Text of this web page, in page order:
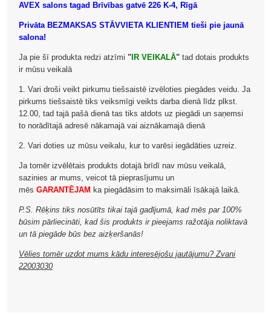
AVEX salons tagad Brīvības gatvē 226 K-4, Rīgā
Privāta BEZMAKSAS STĀVVIETA KLIENTIEM tieši pie jaunā
salona!
Ja pie šī produkta redzi atzīmi " IR VEIKALĀ" tad dotais produkts
ir mūsu veikalā
1. Vari droši veikt pirkumu tiešsaistē izvēloties piegādes veidu. Ja
pirkums tiešsaistē tiks veiksmīgi veikts darba dienā līdz plkst.
12.00, tad tajā pašā dienā tas tiks atdots uz piegādi un saņemsi
to norādītajā adresē nākamajā vai aiznākamajā dienā
2. Vari doties uz mūsu veikalu, kur to varēsi iegādāties uzreiz.
Ja tomēr izvēlētais produkts dotajā brīdī nav mūsu veikalā,
sazinies ar mums, veicot tā pieprasījumu un
mēsGARANTĒJAM ka piegādāsim to maksimāli īsākajā laikā.
P.S. Rēķins tiks nosūtīts tikai tajā gadījumā, kad mēs par 100%
būsim pārliecināti, kad šis produkts ir pieejams ražotāja noliktavā
un tā piegāde būs bez aizķeršanās!
Vēlies tomēr uzdot mums kādu interesējošu jautājumu? Zvani
22003030